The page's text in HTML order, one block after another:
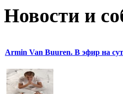
Новости и
Armin Van Buuren. В эфир на